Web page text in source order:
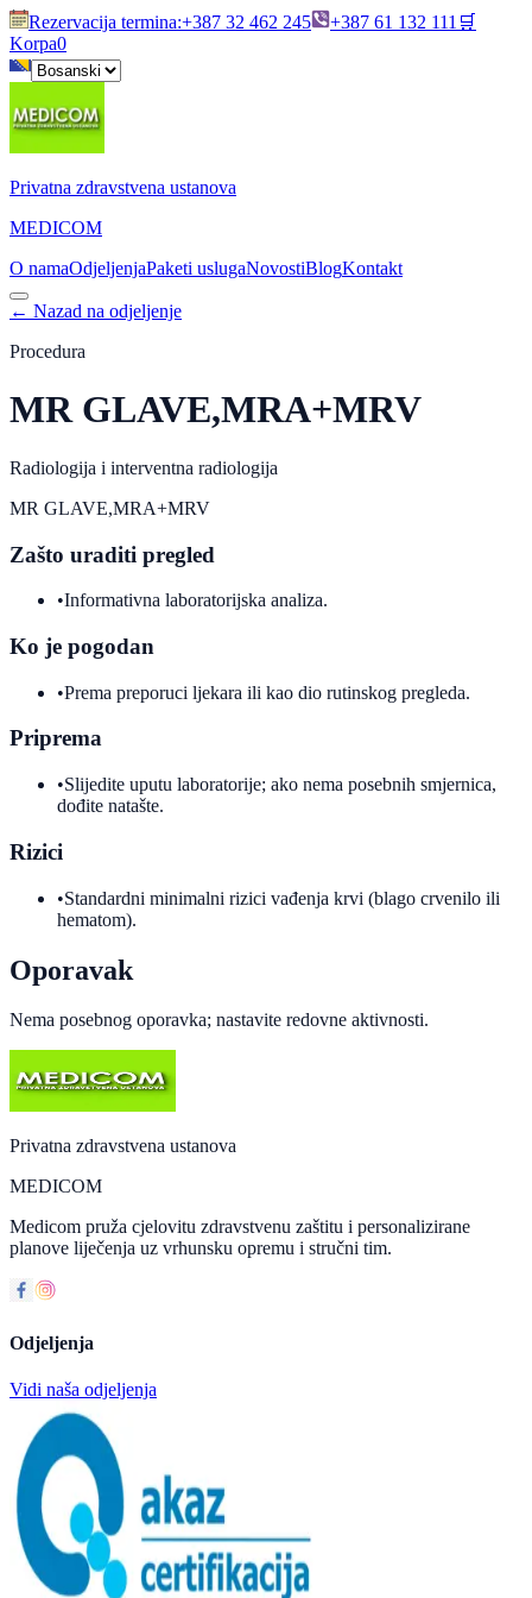
Rezervacija termina:+387 32 462 245 +387 61 132 111 🛒
Korpa0
Privatna zdravstvena ustanova
MEDICOM
O namaOdjeljenjaPaketi uslugaNovostiBlogKontakt
← Nazad na odjeljenje
Procedura
MR GLAVE,MRA+MRV
Radiologija i interventna radiologija
MR GLAVE,MRA+MRV
Zašto uraditi pregled
•Informativna laboratorijska analiza.
Ko je pogodan
•Prema preporuci ljekara ili kao dio rutinskog pregleda.
Priprema
•Slijedite uputu laboratorije; ako nema posebnih smjernica,
dođite natašte.
Rizici
•Standardni minimalni rizici vađenja krvi (blago crvenilo ili
hematom).
Oporavak
Nema posebnog oporavka; nastavite redovne aktivnosti.
Privatna zdravstvena ustanova
MEDICOM
Medicom pruža cjelovitu zdravstvenu zaštitu i personalizirane
planove liječenja uz vrhunsku opremu i stručni tim.
Odjeljenja
Vidi naša odjeljenja